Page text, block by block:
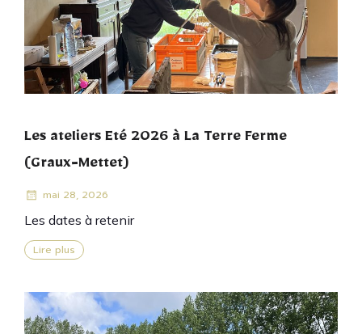
Les ateliers Eté 2026 à La Terre Ferme
(Graux-Mettet)
mai 28, 2026
Les dates à retenir
Lire plus